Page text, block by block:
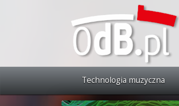
Technologia muzyczna